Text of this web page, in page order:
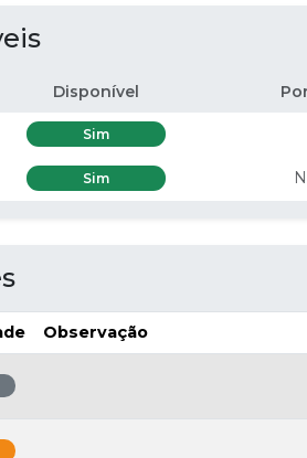
Disponível
Sim
Sim
Observação